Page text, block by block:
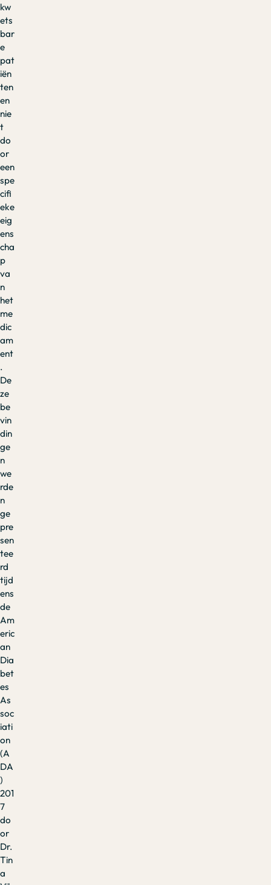
kw
ets
bar
e
pat
iën
ten
en
nie
t
do
or
een
spe
cifi
eke
eig
ens
cha
p
va
n
het
me
dic
am
ent
.
De
ze
be
vin
din
ge
n
we
rde
n
ge
pre
sen
tee
rd
tijd
ens
de
Am
eric
an
Dia
bet
es
As
soc
iati
on
(A
DA
)
201
7
do
or
Dr.
Tin
a